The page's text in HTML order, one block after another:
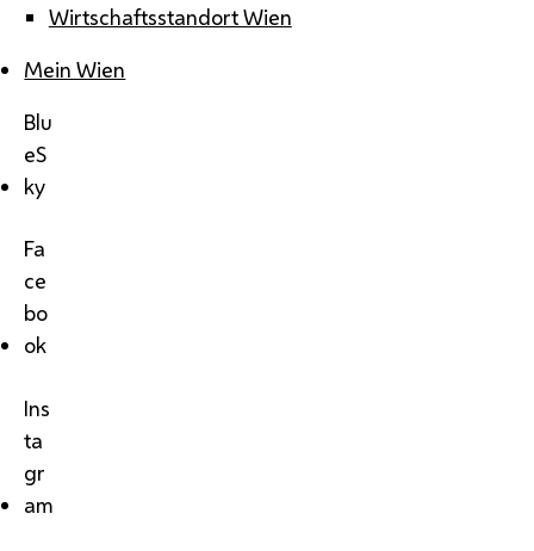
Wirtschaftsstandort Wien
Mein Wien
Blu
eS
ky
Fa
ce
bo
ok
Ins
ta
gr
am